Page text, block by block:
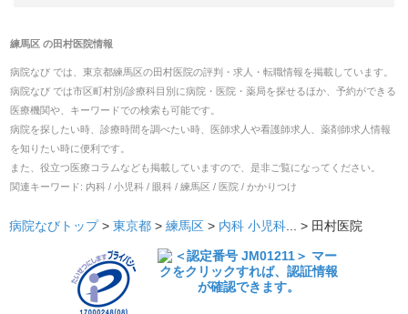
練馬区の田村医院情報
病院なび では、 東京都練馬区の田村医院の評判・求人・転職情報を掲載しています。
病院なび では市区町村別/診療科目別に病院・医院・薬局を探せるほか、予約ができる
医療機関や、キーワードでの検索も可能です。
病院を探したい時、診療時間を調べたい時、医師求人や看護師求人、薬剤師求人情報
を知りたい時に便利です。
また、役立つ医療コラムなども掲載していますので、是非ご覧になってください。
関連キーワード: 内科 / 小児科 / 眼科 / 練馬区 / 医院 / かかりつけ
病院なびトップ > 東京都 > 練馬区 > 内科 小児科... > 田村医院